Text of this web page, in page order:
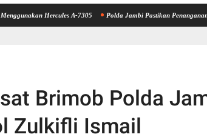
Hercules A-7305 Polda Jambi Pastikan Penanganan
Brimob Polda
Zulkifli Ismail